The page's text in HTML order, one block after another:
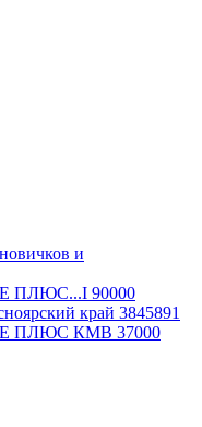
и
ПЛЮС...I 90000
край 3845891
ПЛЮС КМВ 37000